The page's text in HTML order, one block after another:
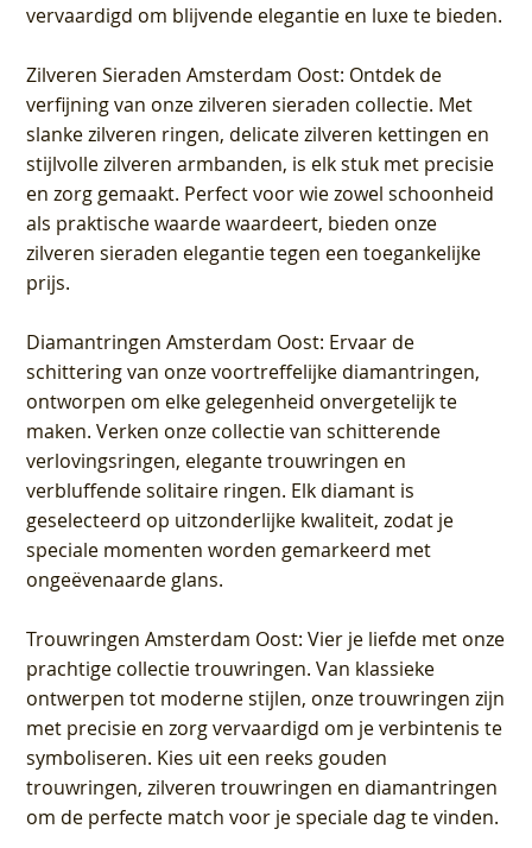
vervaardigd om blijvende elegantie en luxe te bieden.
Zilveren Sieraden Amsterdam Oost: Ontdek de
verfijning van onze zilveren sieraden collectie. Met
slanke zilveren ringen, delicate zilveren kettingen en
stijlvolle zilveren armbanden, is elk stuk met precisie
en zorg gemaakt. Perfect voor wie zowel schoonheid
als praktische waarde waardeert, bieden onze
zilveren sieraden elegantie tegen een toegankelijke
prijs.
Diamantringen Amsterdam Oost: Ervaar de
schittering van onze voortreffelijke diamantringen,
ontworpen om elke gelegenheid onvergetelijk te
maken. Verken onze collectie van schitterende
verlovingsringen, elegante trouwringen en
verbluffende solitaire ringen. Elk diamant is
geselecteerd op uitzonderlijke kwaliteit, zodat je
speciale momenten worden gemarkeerd met
ongeëvenaarde glans.
Trouwringen Amsterdam Oost: Vier je liefde met onze
prachtige collectie trouwringen. Van klassieke
ontwerpen tot moderne stijlen, onze trouwringen zijn
met precisie en zorg vervaardigd om je verbintenis te
symboliseren. Kies uit een reeks gouden
trouwringen, zilveren trouwringen en diamantringen
om de perfecte match voor je speciale dag te vinden.